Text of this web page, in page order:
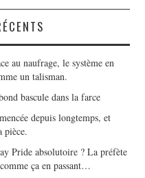
au naufrage, le système en
un talisman.
bascule dans la farce
depuis longtemps, et
pièce.
Pride absolutoire ? La préfète
ça en passant…